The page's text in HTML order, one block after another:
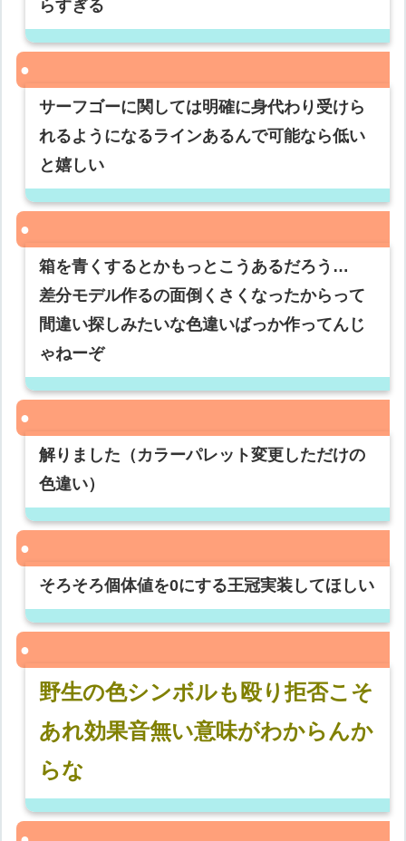
らすぎる
サーフゴーに関しては明確に身代わり受けら
れるようになるラインあるんで可能なら低い
と嬉しい
箱を青くするとかもっとこうあるだろう…
差分モデル作るの面倒くさくなったからって
間違い探しみたいな色違いばっか作ってんじ
ゃねーぞ
解りました（カラーパレット変更しただけの
色違い）
そろそろ個体値を0にする王冠実装してほしい
野生の色シンボルも殴り拒否こそ
あれ効果音無い意味がわからんか
らな